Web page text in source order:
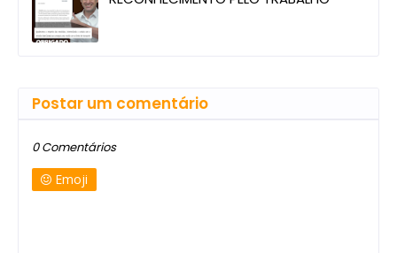
Postar um comentário
0 Comentários
Emoji